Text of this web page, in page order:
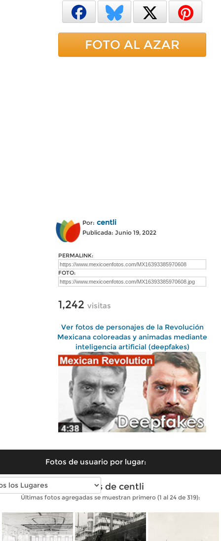
FOTO AL AZAR
Por: centli
Publicada: Junio 19, 2022
PERMALINK:
FOTO:
1,242 visitas
Ver fotos de personajes de la Revolución
Mexicana coloreadas y animadas mediante
inteligencia artificial (deepfakes)
Fotos de usuario por lugar:
Fotos de centli
Últimas fotos agregadas se muestran primero (1 al 24 de 319):